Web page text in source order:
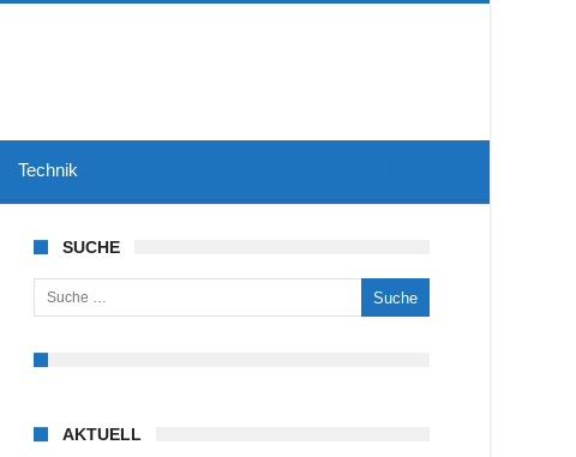
Technik
SUCHE
Suche nach:
AKTUELL